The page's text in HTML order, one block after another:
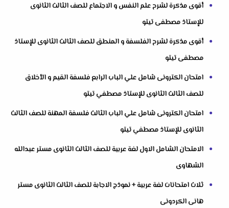
أقوى مذكرة لشرح علم النفس و الاجتماع للصف الثالث الثانوى
للإستاذ مصطفى تيتو
أقوى مذكرة لشرح الفلسفة و المنطق للصف الثالث الثانوى للإستاذ
مصطفى تيتو
امتحان الكترونى شامل علي الباب الرابع فلسفة القيم و الأخلاق
للصف الثالث الثانوى للإستاذ مصطفي تيتو
امتحان الكترونى شامل علي الباب الثالث فلسفة المهنة للصف الثالث
الثانوى للإستاذ مصطفي تيتو
الامتحان الشامل الاول لغة عربية للصف الثالث الثانوى مستر عبدالله
الشهاوى
ثلاث امتحانات لغة عربية + نموذج الاجابة للصف الثالث الثانوى مستر
هانى الكردونى